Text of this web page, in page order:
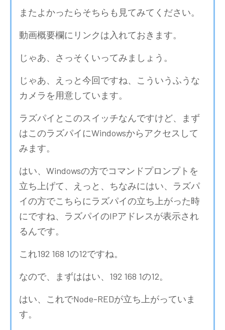
またよかったらそちらも見てみてください。
動画概要欄にリンクは入れておきます。
じゃあ、さっそくいってみましょう。
じゃあ、えっと今回ですね、こういうふうな
カメラを用意しています。
ラズパイとこのスイッチなんですけど、まず
はこのラズパイにWindowsからアクセスして
みます。
はい、Windowsの方でコマンドプロンプトを
立ち上げて、えっと、ちなみにはい、ラズパ
イの方でこちらにラズパイの立ち上がった時
にですね、ラズパイのIPアドレスが表示され
るんです。
これ192 168 1の12ですね。
なので、まずははい、192 168 1の12。
はい、これでNode-REDが立ち上がっていま
す。